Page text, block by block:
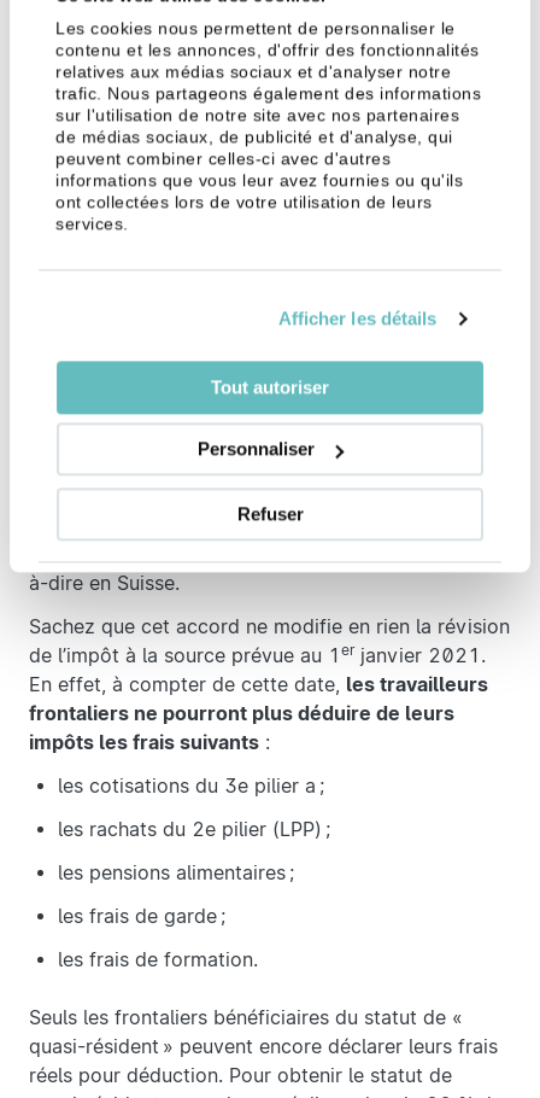
Les cookies nous permettent de personnaliser le
contenu et les annonces, d'offrir des fonctionnalités
relatives aux médias sociaux et d'analyser notre
trafic. Nous partageons également des informations
sur l'utilisation de notre site avec nos partenaires
de médias sociaux, de publicité et d'analyse, qui
peuvent combiner celles-ci avec d'autres
informations que vous leur avez fournies ou qu'ils
ont collectées lors de votre utilisation de leurs
services.
Afficher les détails
Tout autoriser
Personnaliser
Refuser
et collaboratrices quand cela est possible. Une
troisième vague du virus étant attendue, il s’agit de
limiter les déplacements de chacun au maximum.
Une question restait cependant en suspens,
comment imposer les travailleurs frontaliers sachant
que le lieu de travail est déterminant pour
l’imposition à la source des personnes résidant à
l’étranger.
télétravail ne modifierait en rien l’imposition à la
était en vigueur jusqu’au 31 décembre 2020, une
prolongation était nécessaire, car la situation
sanitaire ne semble malheureusement pas
s’améliorer pour l’instant.
Les frontaliers peuvent donc exercer leur activité
professionnelle à leur domicile en France. L’impôt à
à-dire en Suisse.
Sachez que cet accord ne modifie en rien la révision
de l’impôt à la source prévue au 1 er janvier 2021.
En effet, à compter de cette date, les travailleurs
frontaliers ne pourront plus déduire de leurs
impôts les frais suivants :
les cotisations du 3e pilier a ;
les rachats du 2e pilier (LPP) ;
les pensions alimentaires ;
les frais de garde ;
les frais de formation.
Seuls les frontaliers bénéficiaires du statut de «
quasi-résident » peuvent encore déclarer leurs frais
réels pour déduction. Pour obtenir le statut de